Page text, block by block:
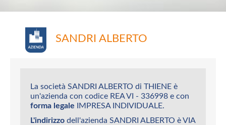
SANDRI ALBERTO
La società SANDRI ALBERTO di THIENE è
un'azienda con codice REA VI - 336998 e con
forma legale IMPRESA INDIVIDUALE.
L'indirizzo dell'azienda SANDRI ALBERTO è VIA